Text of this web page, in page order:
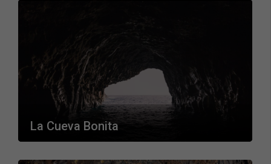
La Cueva Bonita